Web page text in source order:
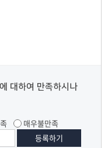
대하여 만족하시나
매우불만족